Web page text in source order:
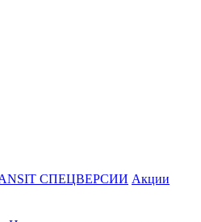
СПЕЦВЕРСИИ Акции